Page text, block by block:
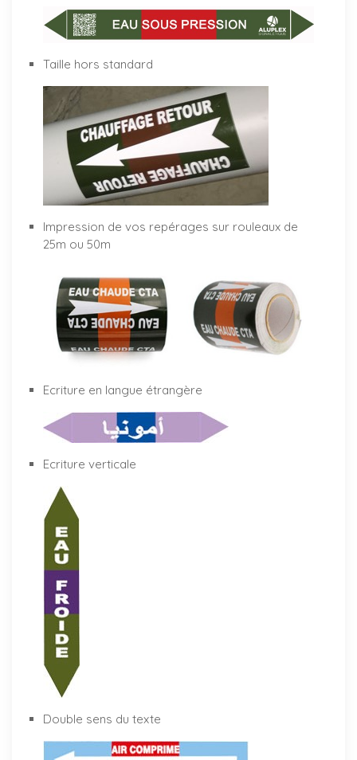
Taille hors standard
Impression de vos repérages sur rouleaux de
25m ou 50m
Ecriture en langue étrangère
Ecriture verticale
Double sens du texte